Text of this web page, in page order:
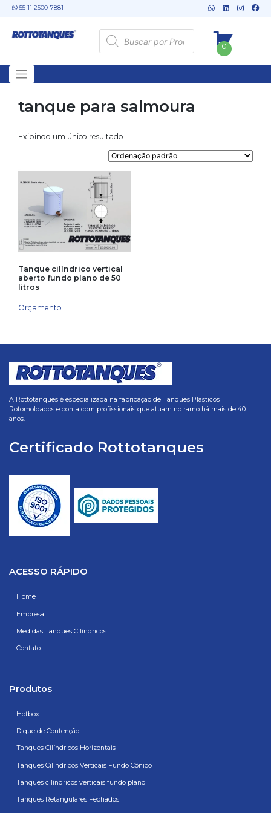
Skip 55 11 2500-7881
Pesquisar
produtos
0
tanque para salmoura
Exibindo um único resultado
Tanque cilíndrico vertical
aberto fundo plano de 50
litros
Orçamento
A Rottotanques é especializada na fabricação de Tanques Plásticos
Rotomoldados e conta com profissionais que atuam no ramo há mais de 40
anos.
Certificado Rottotanques
ACESSO RÁPIDO
Home
Empresa
Medidas Tanques Cilíndricos
Contato
Produtos
Hotbox
Dique de Contenção
Tanques Cilíndricos Horizontais
Tanques Cilíndricos Verticais Fundo Cônico
Tanques cilíndricos verticais fundo plano
Tanques Retangulares Fechados